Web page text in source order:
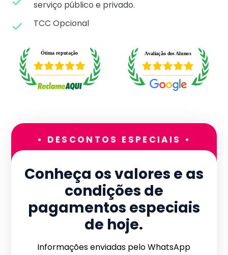
serviço público e privado.
TCC Opcional
• DESCONTOS ESPECIAIS •
Conheça os valores e as
condições de
pagamentos especiais
de hoje.
Informações enviadas pelo WhatsApp